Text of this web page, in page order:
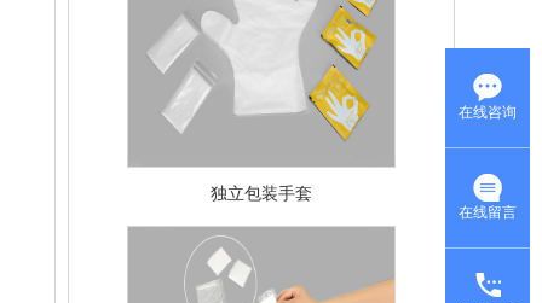
独立包装手套
在线咨询
在线留言